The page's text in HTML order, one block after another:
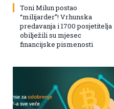
Toni Milun postao
“milijarder”! Vrhunska
predavanja i 1700 posjetitelja
obilježili su mjesec
financijske pismenosti